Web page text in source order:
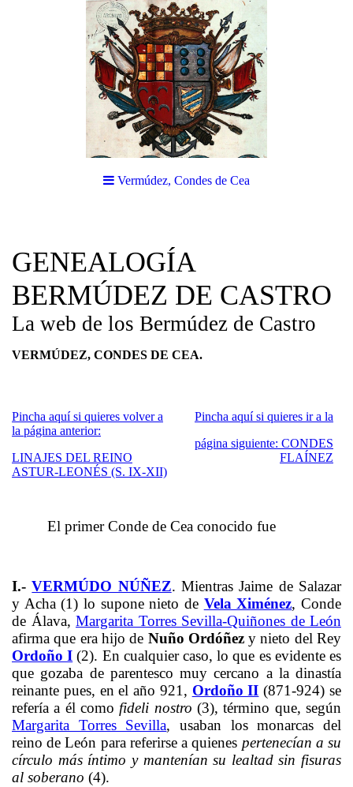
Vermúdez, Condes de Cea
GENEALOGÍA
BERMÚDEZ DE CASTRO
La web de los Bermúdez de Castro
VERMÚDEZ, CONDES DE CEA.
Pincha aquí si quieres volver a
la página anterior:
LINAJES DEL REINO
ASTUR-LEONÉS (S. IX-XII)
Pincha aquí si quieres ir a la
página siguiente: CONDES
FLAÍNEZ
El primer Conde de Cea conocido fue
I.-VERMÚDO NÚÑEZ. Mientras Jaime de Salazar
y Acha (1) lo supone nieto de Vela Ximénez, Conde
de Álava, Margarita Torres Sevilla-Quiñones de León
afirma que era hijo de Nuño Ordóñezy nieto del Rey
Ordoño I (2). En cualquier caso, lo que es evidente es
que gozaba de parentesco muy cercano a la dinastía
reinante pues, en el año 921, Ordoño II (871-924) se
refería a él como fideli nostro (3), término que, según
Margarita Torres Sevilla, usaban los monarcas del
reino de León para referirse a quienes pertenecían a su
círculo más íntimo y mantenían su lealtad sin fisuras
al soberano (4).